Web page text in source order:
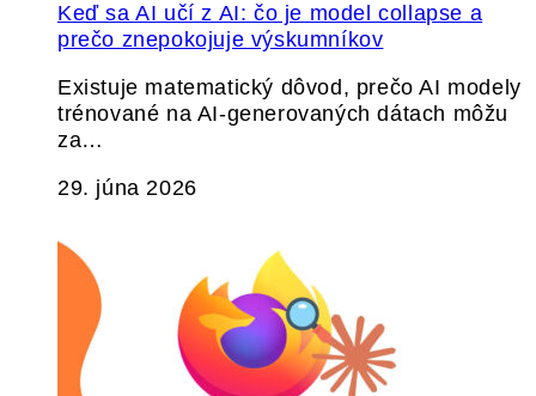
Keď sa AI učí z AI: čo je model collapse a
prečo znepokojuje výskumníkov
Existuje matematický dôvod, prečo AI modely
trénované na AI-generovaných dátach môžu
za…
29. júna 2026